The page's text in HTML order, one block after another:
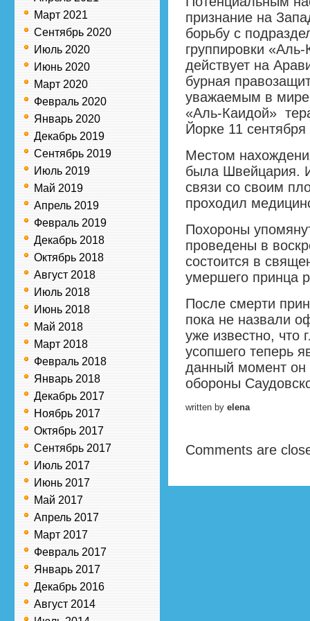
Март 2021
Сентябрь 2020
Июль 2020
Июнь 2020
Март 2020
Февраль 2020
Январь 2020
Декабрь 2019
Сентябрь 2019
Июль 2019
Май 2019
Апрель 2019
Февраль 2019
Декабрь 2018
Октябрь 2018
Август 2018
Июль 2018
Июнь 2018
Май 2018
Март 2018
Февраль 2018
Январь 2018
Декабрь 2017
Ноябрь 2017
Октябрь 2017
Сентябрь 2017
Июль 2017
Июнь 2017
Май 2017
Апрель 2017
Март 2017
Февраль 2017
Январь 2017
Декабрь 2016
Август 2014
признание на
борьбу с
группировки
действует на
бурная
уважаемым в мире
«Аль-Каидой»
Йорке 11
Местом
была Швейцария.
связи со своим
проходил
Похороны
проведены в
состоится в
умершего принца
После смерти
пока не назвали
уже известно, что
усопшего теперь
данный момент он
обороны
written by elena
Comments are